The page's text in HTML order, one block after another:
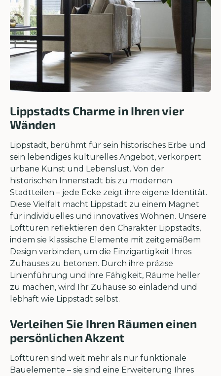
Lippstadts Charme in Ihren vier
Wänden
Lippstadt, berühmt für sein historisches Erbe und
sein lebendiges kulturelles Angebot, verkörpert
urbane Kunst und Lebenslust. Von der
historischen Innenstadt bis zu modernen
Stadtteilen – jede Ecke zeigt ihre eigene Identität.
Diese Vielfalt macht Lippstadt zu einem Magnet
für individuelles und innovatives Wohnen. Unsere
Lofttüren reflektieren den Charakter Lippstadts,
indem sie klassische Elemente mit zeitgemäßem
Design verbinden, um die Einzigartigkeit Ihres
Zuhauses zu betonen. Durch ihre präzise
Linienführung und ihre Fähigkeit, Räume heller
zu machen, wird Ihr Zuhause so einladend und
lebhaft wie Lippstadt selbst.
Verleihen Sie Ihren Räumen einen
persönlichen Akzent
Lofttüren sind weit mehr als nur funktionale
Bauelemente – sie sind eine Erweiterung Ihres